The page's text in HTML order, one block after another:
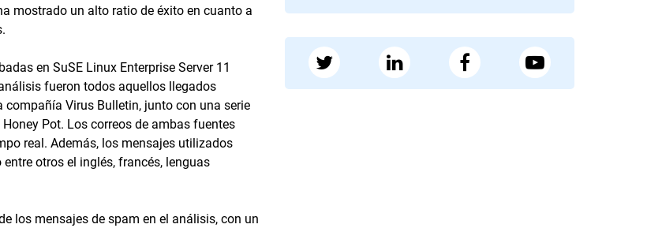
mostrado un alto ratio de éxito en cuanto a
en SuSE Linux Enterprise Server 11
fueron todos aquellos llegados
Virus Bulletin, junto con una serie
Pot. Los correos de ambas fuentes
real. Además, los mensajes utilizados
otros el inglés, francés, lenguas
los mensajes de spam en el análisis, con un